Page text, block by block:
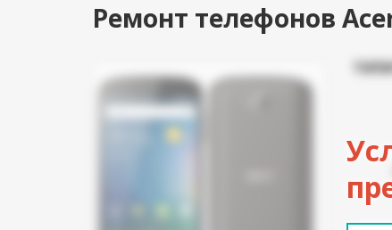
Ремонт телефонов